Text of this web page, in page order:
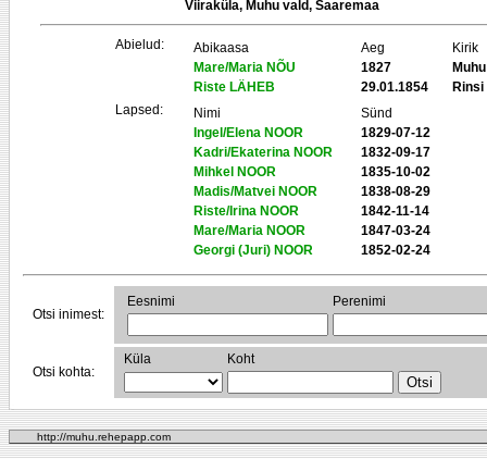
Viiraküla, Muhu vald, Saaremaa
Abielud: Abikaasa Aeg
Kirik
Mare/Maria NÕU
1827
Muhu
Riste LÄHEB
29.01.1854
Rinsi
Lapsed:
Nimi
Sünd
Ingel/Elena NOOR
1829-07-12
Kadri/Ekaterina NOOR
1832-09-17
Mihkel NOOR
1835-10-02
Madis/Matvei NOOR
1838-08-29
Riste/Irina NOOR
1842-11-14
Mare/Maria NOOR
1847-03-24
Georgi (Juri) NOOR
1852-02-24
Otsi inimest:
Eesnimi Perenimi
Otsi kohta:
Küla Koht
http://muhu.rehepapp.com